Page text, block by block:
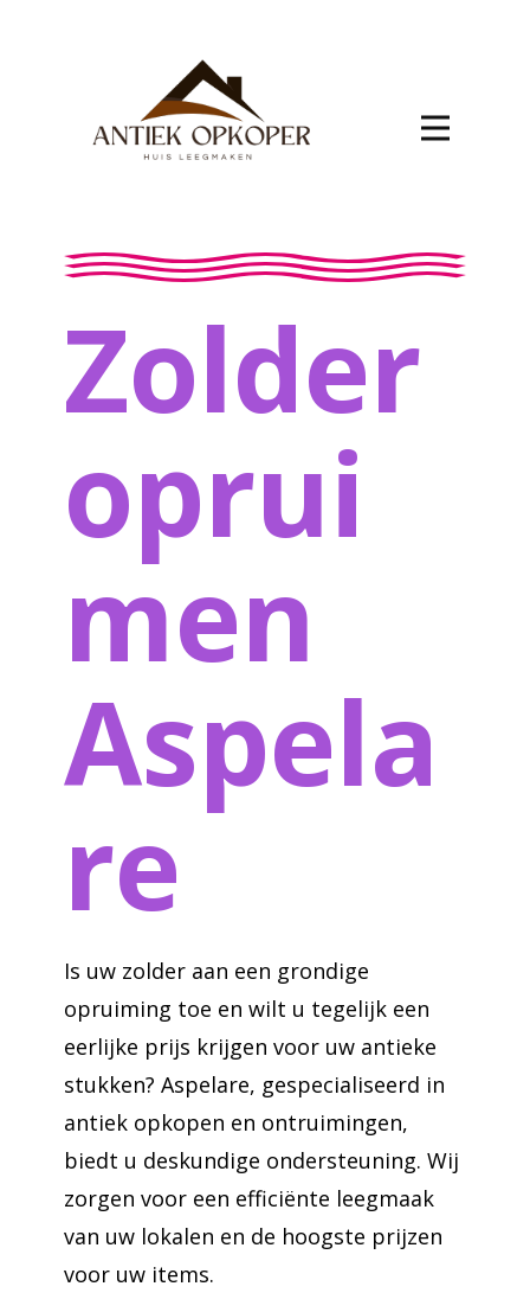
Zolder
oprui
men
Aspela
re
Is uw zolder aan een grondige
opruiming toe en wilt u tegelijk een
eerlijke prijs krijgen voor uw antieke
stukken? Aspelare, gespecialiseerd in
antiek opkopen en ontruimingen,
biedt u deskundige ondersteuning. Wij
zorgen voor een efficiënte leegmaak
van uw lokalen en de hoogste prijzen
voor uw items.